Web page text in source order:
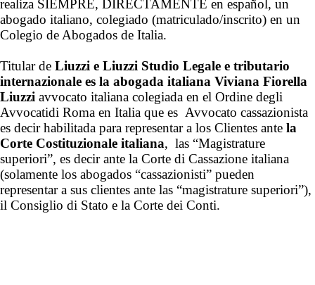
realiza SIEMPRE, DIRECTAMENTE en español, un
abogado italiano, colegiado (matriculado/inscrito) en un
Colegio de Abogados de Italia.
Titular de Liuzzi e Liuzzi Studio Legale e tributario
internazionale es la abogada italiana Viviana Fiorella
Liuzzi avvocato italiana colegiada en el Ordine degli
Avvocatidi Roma en Italia que es Avvocato cassazionista
es decir habilitada para representar a los Clientes ante la
Corte Costituzionale italiana, las “Magistrature
superiori”, es decir ante la Corte di Cassazione italiana
(solamente los abogados “cassazionisti” pueden
representar a sus clientes ante las “magistrature superiori”),
il Consiglio di Stato e la Corte dei Conti.